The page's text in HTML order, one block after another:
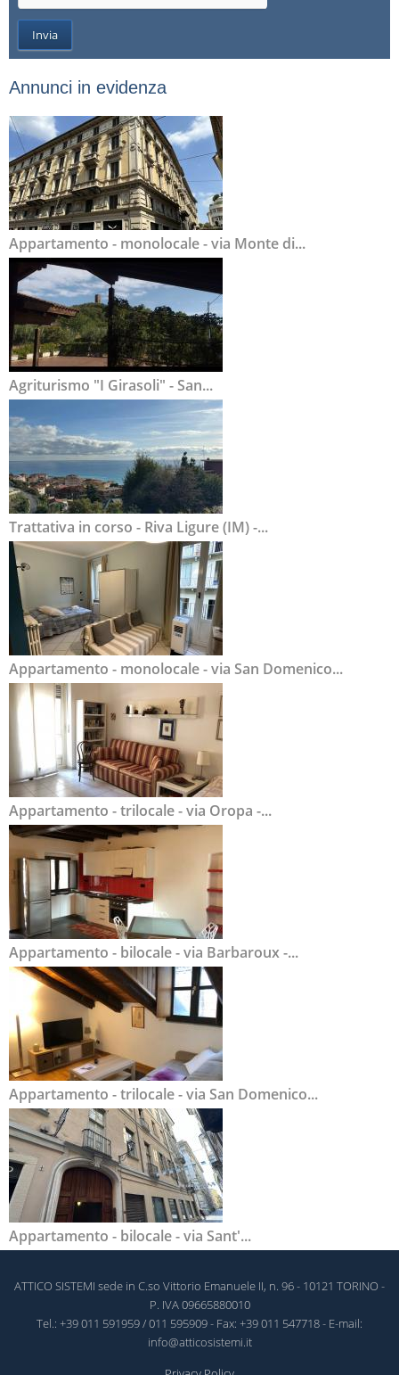
Annunci in evidenza
Appartamento - monolocale - via Monte di...
Agriturismo "I Girasoli" - San...
Trattativa in corso - Riva Ligure (IM) -...
Appartamento - monolocale - via San Domenico...
Appartamento - trilocale - via Oropa -...
Appartamento - bilocale - via Barbaroux -...
Appartamento - trilocale - via San Domenico...
Appartamento - bilocale - via Sant'...
ATTICO SISTEMI sede in C.so Vittorio Emanuele II, n. 96 - 10121 TORINO -
P. IVA 09665880010
Tel.: +39 011 591959 / 011 595909 - Fax: +39 011 547718 - E-mail:
info@atticosistemi.it